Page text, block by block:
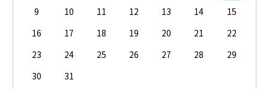
9
10 11 12 13 14
15
16
17 18 19 20 21
22
23
24 25 26 27 28
29
30
31